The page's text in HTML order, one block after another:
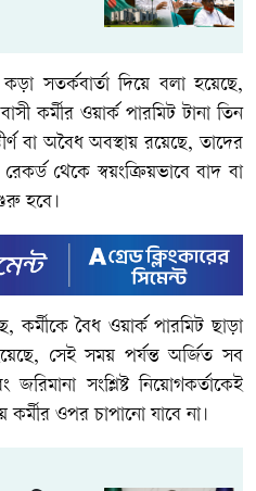
কড়া সতর্কবার্তা দিয়ে বলা হয়েছে,
কর্মীর ওয়ার্ক পারমিট টানা তিন
বা অবৈধ অবস্থায় রয়েছে, তাদের
রেকর্ড থেকে স্বয়ংক্রিয়ভাবে বাদ বা
হবে।
কর্মীকে বৈধ ওয়ার্ক পারমিট ছাড়া
সেই সময় পর্যন্ত অর্জিত সব
সংশ্লিষ্ট নিয়োগকর্তাকেই
ওপর চাপানো যাবে না।